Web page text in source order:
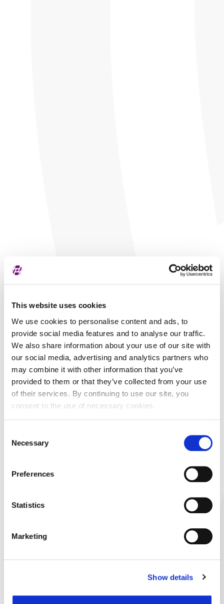
This website uses cookies
We use cookies to personalise content and ads, to
provide social media features and to analyse our traffic.
We also share information about your use of our site with
our social media, advertising and analytics partners who
may combine it with other information that you’ve
provided to them or that they’ve collected from your use
of their services. By continuing to use our site, you
consent to the use of necessary cookies.
Selection
Necessary
Preferences
Statistics
Marketing
Show details
Informacije o dividendi
Za
Plava laguna d.d. - redovne dionice
Tip
Vrsta
Vrijednost